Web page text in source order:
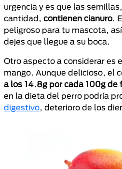
urgencia y es que las
cantidad, contienen cianuro.
peligroso para tu mascota,
dejes que llegue a su boca.
Otro aspecto a considerar es
mango. Aunque delicioso, el
a los 14.8g por cada 100g de
en la dieta del perro podría
digestivo, deterioro de los